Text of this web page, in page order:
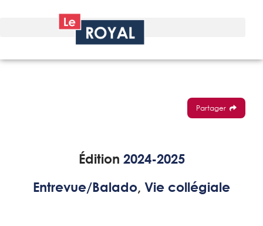
Partager
Édition 2024-2025
Entrevue/Balado, Vie collégiale